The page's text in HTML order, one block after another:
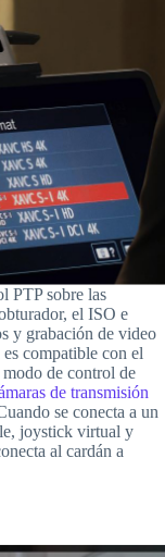
PTP sobre las
el ISO e
y grabación de video
compatible con el
de control de
de transmisión
se conecta a un
joystick virtual y
al cardán a